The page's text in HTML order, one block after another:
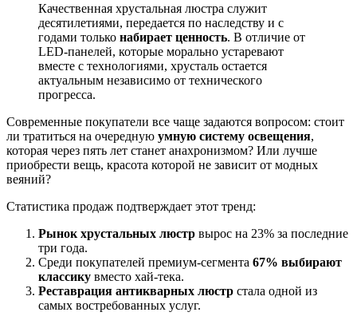
Качественная хрустальная люстра служит
десятилетиями, передается по наследству и с
годами только набирает ценность. В отличие от
LED-панелей, которые морально устаревают
вместе с технологиями, хрусталь остается
актуальным независимо от технического
прогресса.
Современные покупатели все чаще задаются вопросом: стоит
ли тратиться на очередную умную систему освещения,
которая через пять лет станет анахронизмом? Или лучше
приобрести вещь, красота которой не зависит от модных
веяний?
Статистика продаж подтверждает этот тренд:
Рынок хрустальных люстр вырос на 23% за последние
три года.
Среди покупателей премиум-сегмента 67% выбирают
классику вместо хай-тека.
Реставрация антикварных люстр стала одной из
самых востребованных услуг.